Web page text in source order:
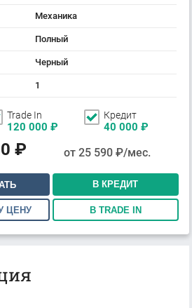
Механика
Полный
Черный
1
Trade In
120 000 ₽
Кредит
40 000 ₽
₽ от 25 590₽/мес.
В КРЕДИТ
ЦЕНУ В TRADE IN